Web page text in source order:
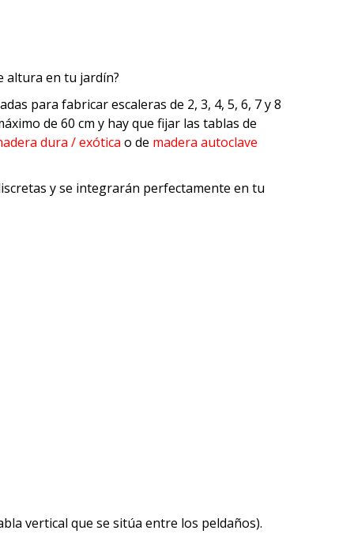
altura en tu jardín?
para fabricar escaleras de 2, 3, 4, 5, 6, 7 y 8
de 60 cm y hay que fijar las tablas de
dura / exótica o de madera autoclave
y se integrarán perfectamente en tu
vertical que se sitúa entre los peldaños).